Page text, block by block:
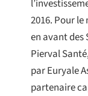
2016. Pour
en avant des
Pierval
par Euryale
partenaire